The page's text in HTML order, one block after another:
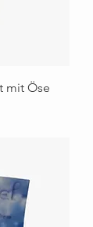
mit Öse